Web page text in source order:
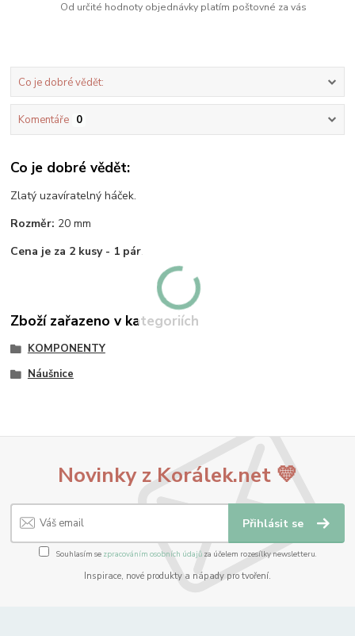
Od určité hodnoty objednávky platím poštovné za vás
Co je dobré vědět:
Komentáře 0
Co je dobré vědět:
Zlatý uzavíratelný háček.
Rozměr: 20 mm
Cena je za 2 kusy - 1 pár.
Zboží zařazeno v kategoriích
KOMPONENTY
Náušnice
Novinky z Korálek.net 💛
Přihlásit se
Souhlasím se zpracováním osobních údajůza účelem rozesílky newsletteru.
Inspirace, nové produkty a nápady pro tvoření.